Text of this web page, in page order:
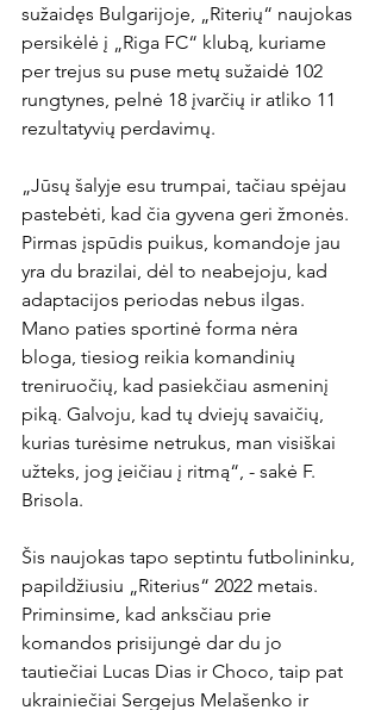
sužaidęs Bulgarijoje, „Riterių“ naujokas
persikėlė į „Riga FC“ klubą, kuriame
per trejus su puse metų sužaidė 102
rungtynes, pelnė 18 įvarčių ir atliko 11
rezultatyvių perdavimų.
„Jūsų šalyje esu trumpai, tačiau spėjau
pastebėti, kad čia gyvena geri žmonės.
Pirmas įspūdis puikus, komandoje jau
yra du brazilai, dėl to neabejoju, kad
adaptacijos periodas nebus ilgas.
Mano paties sportinė forma nėra
bloga, tiesiog reikia komandinių
treniruočių, kad pasiekčiau asmeninį
piką. Galvoju, kad tų dviejų savaičių,
kurias turėsime netrukus, man visiškai
užteks, jog įeičiau į ritmą“, - sakė F.
Brisola.
Šis naujokas tapo septintu futbolininku,
papildžiusiu „Riterius“ 2022 metais.
Priminsime, kad anksčiau prie
komandos prisijungė dar du jo
tautiečiai Lucas Dias ir Choco, taip pat
ukrainiečiai Sergejus Melašenko ir